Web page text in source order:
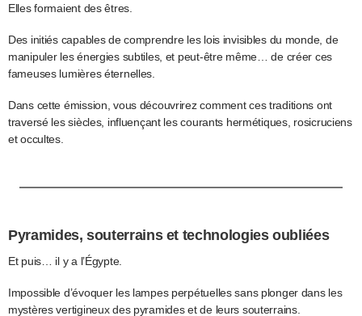
Elles formaient des êtres.
Des initiés capables de comprendre les lois invisibles du monde, de
manipuler les énergies subtiles, et peut-être même… de créer ces
fameuses lumières éternelles.
Dans cette émission, vous découvrirez comment ces traditions ont
traversé les siècles, influençant les courants hermétiques, rosicruciens
et occultes.
Pyramides, souterrains et technologies oubliées
Et puis… il y a l’Égypte.
Impossible d’évoquer les lampes perpétuelles sans plonger dans les
mystères vertigineux des pyramides et de leurs souterrains.